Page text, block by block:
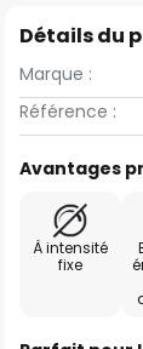
Détails du
Marque :
Référence :
Avantages
À intensité
fixe